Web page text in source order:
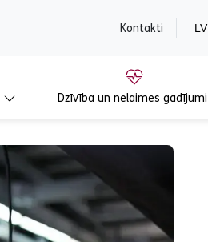
Kontakti LV
Dzīvība un nelaimes gadījumi